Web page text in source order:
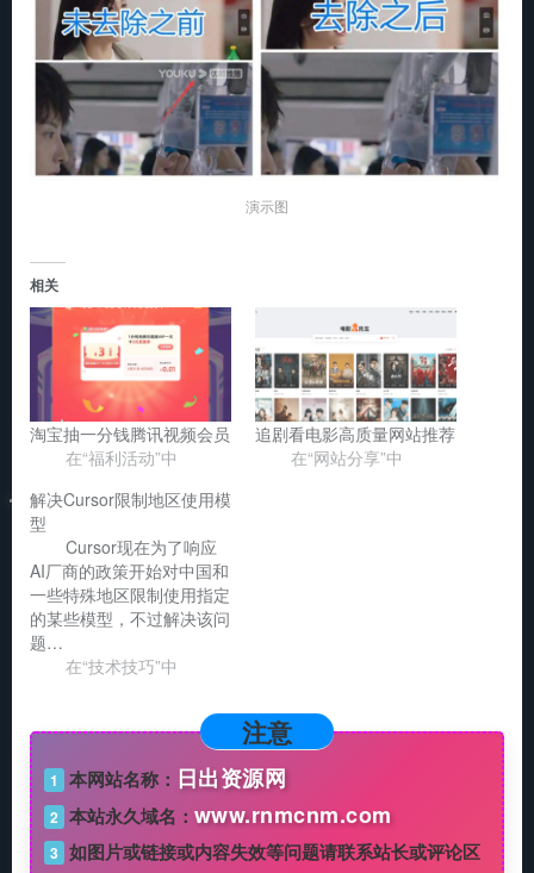
演示图
相关
淘宝抽一分钱腾讯视频会员
在“福利活动”中
追剧看电影高质量网站推荐
在“网站分享”中
解决Cursor限制地区使用模
型
Cursor现在为了响应
AI厂商的政策开始对中国和
一些特殊地区限制使用指定
的某些模型，不过解决该问
题…
在“技术技巧”中
注意
1 本网站名称： 日出资源网
2 本站永久域名： www.rnmcnm.com
3 如图片或链接或内容失效等问题请联系站长或评论区